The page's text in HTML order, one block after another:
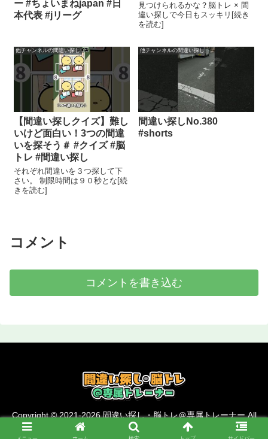
ー #ちょいまねjapan #日
本代表 #jリーグ
見つけられるかな？脳トレ × 間
違い探しで今日もスッキリ[続き
を読む]
他チャンネルの間違い探し
【間違い探しクイズ】難し
いけど面白い！3つの間違
いを探そう＃ #クイズ #脳
トレ #間違い探し
それぞれ間違いを３つ探して下
さい。 制限時間は９０秒とな[続
きを読む]
他チャンネルの間違い探し
間違い探しNo.380
#shorts
コメント
コメントを書き込む
Copyright © 2021-2026 間違い探し・脳トレ＠専属トレーナー All
Rights Reserved.